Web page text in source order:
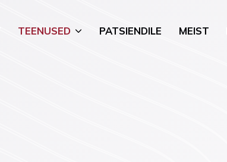
TEENUSED PATSIENDILE MEIST